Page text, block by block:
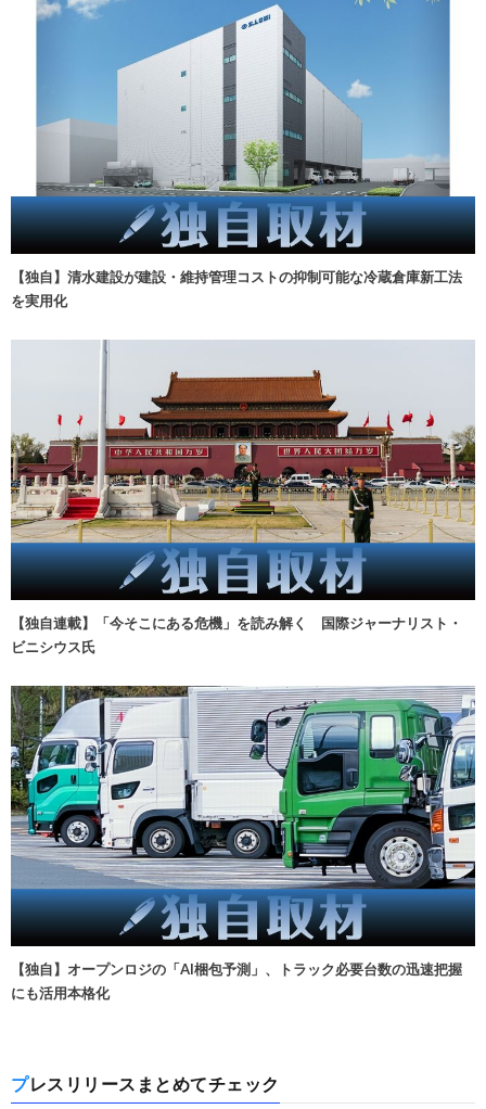
【独自】清水建設が建設・維持管理コストの抑制可能な冷蔵倉庫新工法
を実用化
【独自連載】「今そこにある危機」を読み解く 国際ジャーナリスト・
ビニシウス氏
【独自】オープンロジの「AI梱包予測」、トラック必要台数の迅速把握
にも活用本格化
プレスリリースまとめてチェック